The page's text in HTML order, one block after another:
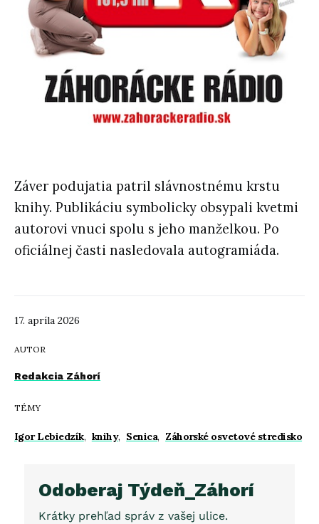
17. apríla 2026
AUTOR
Redakcia Záhorí
TÉMY
Igor Lebiedzík, knihy, Senica, Záhorské osvetové stredisko
Záver podujatia patril slávnostnému krstu
knihy. Publikáciu symbolicky obsypali kvetmi
autorovi vnuci spolu s jeho manželkou. Po
oficiálnej časti nasledovala autogramiáda.
Odoberaj Týdeň_Záhorí
Krátky prehľad správ z vašej ulice.